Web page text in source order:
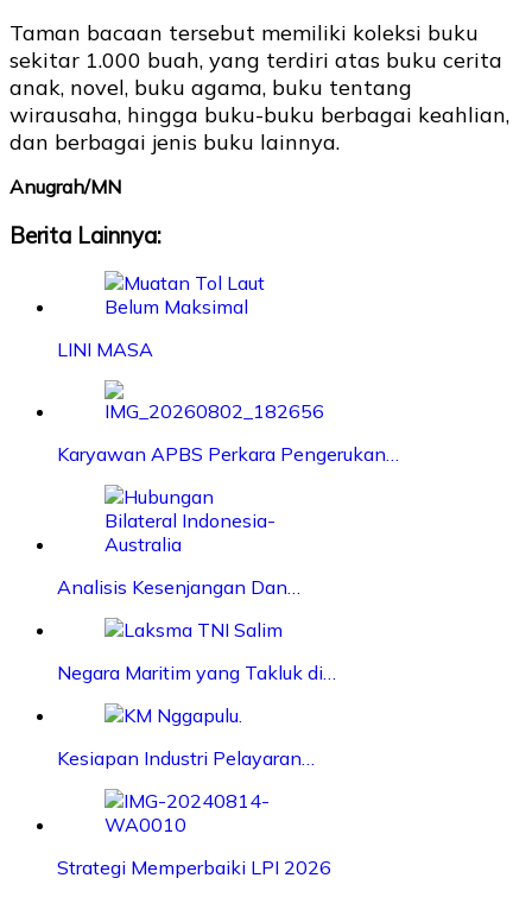
Taman bacaan tersebut memiliki koleksi buku
sekitar 1.000 buah, yang terdiri atas buku cerita
anak, novel, buku agama, buku tentang
wirausaha, hingga buku-buku berbagai keahlian,
dan berbagai jenis buku lainnya.
Anugrah/MN
Berita Lainnya:
LINI MASA
Karyawan APBS Perkara Pengerukan…
Analisis Kesenjangan Dan…
Negara Maritim yang Takluk di…
Kesiapan Industri Pelayaran…
Strategi Memperbaiki LPI 2026